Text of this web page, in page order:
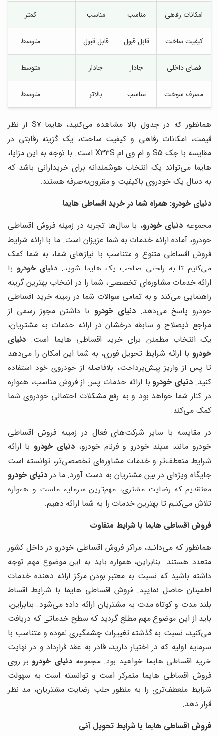
امکانات رفاهی مناسب مناسب کمتر
کیفیت ساخت قابل قبول قابل قبول متوسط
فضای داخلی جادار جادار متوسط
مصرف سوخت مناسب بالاتر متوسط
همانطور که در جدول بالا مشاهده می‌کنید، هایما S7 از نظر
قیمت، امکانات رفاهی و کیفیت ساخت، یک گزینه رقابتی در
مقایسه با جک S5 و ام وی ام X33S است. با توجه به این مزایا،
هایما می‌تواند یک انتخاب هوشمندانه برای خریدارانی باشد که
به دنبال یک خودروی باکیفیت و مقرون‌به‌صرفه هستند.
دنیای خودرو: همراه شما در خرید اقساطی هایما
مجموعه دنیای خودرو، با سال‌ها تجربه در زمینه فروش اقساطی
خودرو، آماده ارائه خدمات به شما عزیزان است. ما با ارائه شرایط
فروش اقساطی متنوع و متناسب با نیازهای شما، به شما کمک
می‌کنیم تا به راحتی صاحب یک هایما شوید. دنیای خودرو با
ارائه خدمات مشاوره‌ای تخصصی، شما را در انتخاب بهترین گزینه
راهنمایی می‌کند و به تمامی سوالات شما در زمینه خرید اقساطی
خودرو پاسخ می‌دهد.دنیای خودرو با داشتن مجوز رسمی از
مراجع ذیصلاح و سابقه درخشان در ارائه خدمات به مشتریان،
یک انتخاب مطمئن برای خرید اقساطی هایما است. دنیای
خودرو با ارائه شرایط تحویل فوری، به شما این امکان را می‌دهد
تا پس از واریز پیش‌پرداخت، بلافاصله از خودروی خود استفاده
کنید. دنیای خودروبا ارائه خدمات پس از فروش مناسب، همواره
در کنار شما خواهد بود و به رفع مشکلات احتمالی خودروی شما
کمک می‌کند.
در مقایسه با سایر شرکت‌های فعال در زمینه فروش اقساطی
خودرو مانند سپند خودرو و فرنام خودرو،دنیای خودرو با ارائه
شرایط منعطف‌تر و خدمات مشاوره‌ای تخصصی‌تر، توانسته است
جایگاه ویژه‌ای در بین مشتریان به دست آورد. ما در دنیای خودرو
معتقدیم که رضایت مشتری، مهم‌ترین سرمایه ماست و همواره
تلاش می‌کنیم تا بهترین خدمات را به شما ارائه دهیم.
فروش اقساطی هایما با شرایط متفاوت
همانطور که می‌دانید، مراکز فروش اقساطی خودرو در داخل کشور
متعدد هستند. بنابراین، همواره باید به این موضوع مهم توجه
داشته باشید که نسبت به معتبر بودن مرکز ارائه دهنده خدمات
اطمینان حاصل نمایید. فروش اقساطی هایما با شرایط اقساط
بلند مدت و کوتاه مدت به مشتریان ارائه داده می‌شود. بنابراین،
باید از این موضوع مهم مطلع گردید که سطح خدماتی که دریافت
می‌کنید، نسبت به گذشته تغییرات چشمگیری نموده و متناسب با
سرمایه اولیه که در اختیار دارید، قادر به عقد قرارداد و در نهایت
خرید اقساطی هایما خواهید بود. مجموعه دنیای خودروبر روی
فروش اقساطی هایما متمرکز است و توانسته است به سهولت
شرایط منعطف‌تری را به منظور جلب رضایت مشتریان، مد نظر
قرار دهد.
فروش اقساطی هایما با شرایط تحویل آنی